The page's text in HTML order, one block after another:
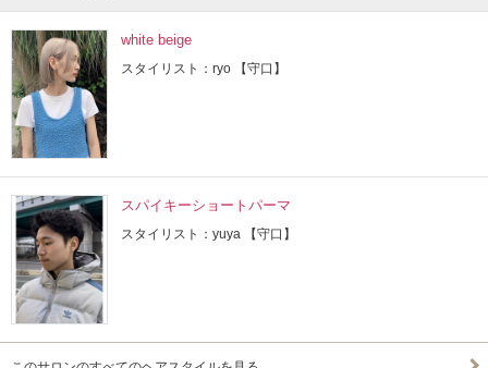
white beige
スタイリスト：ryo 【守口】
スパイキーショートパーマ
スタイリスト：yuya 【守口】